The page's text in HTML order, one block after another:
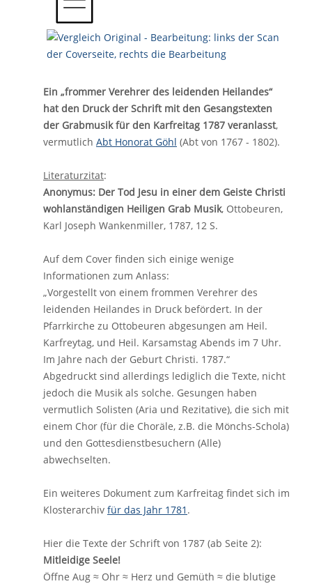
Ein „frommer Verehrer des leidenden Heilandes“
hat den Druck der Schrift mit den Gesangstexten
der Grabmusik für den Karfreitag 1787 veranlasst,
vermutlich Abt Honorat Göhl (Abt von 1767 - 1802).
Literaturzitat:
Anonymus: Der Tod Jesu in einer dem Geiste Christi
wohlanständigen Heiligen Grab Musik, Ottobeuren,
Karl Joseph Wankenmiller, 1787, 12 S.
Auf dem Cover finden sich einige wenige
Informationen zum Anlass:
„Vorgestellt von einem frommen Verehrer des
leidenden Heilandes in Druck befördert. In der
Pfarrkirche zu Ottobeuren abgesungen am Heil.
Karfreytag, und Heil. Karsamstag Abends im 7 Uhr.
Im Jahre nach der Geburt Christi. 1787.“
Abgedruckt sind allerdings lediglich die Texte, nicht
jedoch die Musik als solche. Gesungen haben
vermutlich Solisten (Aria und Rezitative), die sich mit
einem Chor (für die Choräle, z.B. die Mönchs-Schola)
und den Gottesdienstbesuchern (Alle)
abwechselten.
Ein weiteres Dokument zum Karfreitag findet sich im
Klosterarchiv für das Jahr 1781 .
Hier die Texte der Schrift von 1787 (ab Seite 2):
Mitleidige Seele!
Öffne Aug ≈ Ohr ≈ Herz und Gemüth ≈ die blutige